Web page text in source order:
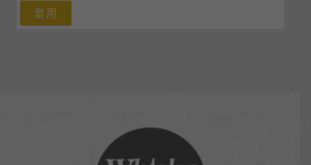
套用